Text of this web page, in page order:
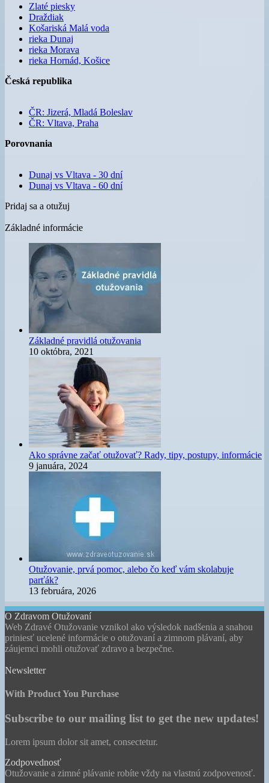
Zlaté piesky
Draždiak
Košariská Malá voda
rieka Dunaj
rieka Morava
rieka Hornád, Košice
Česká republika
ČR: Jizerá, Mladá Boleslav
ČR: Vltava, Praha
Porovnania
Dunaj vs Vltava - 30 dní
Dunaj vs Vltava - 60 dní
Pridaj sa a otužuj
Základné informácie
Základné pravidlá otužovania
10 októbra, 2021
Ako správne začať otužovať? Rady, tipy, postupy, informácie
9 januára, 2024
Otužovanie, prvá pomoc, alebo čo keď vám skolabuje
parťák?
13 februára, 2026
O Zdravom Otužovaní
Web Zdravé Otužovanie vznikol ako výsledok nadšenia a snahou
priniesť ucelené informácie o otužovaní a zimnom plávaní, aby
záujemci mohli otužovať zdravo a bezpečne.
Newsletter
With Product You Purchase
Subscribe to our mailing list to get the new updates!
Lorem ipsum dolor sit amet, consectetur.
Zodpovednosť
Otužovanie a zimné plávanie robíte vždy na vlastnú zodpovenosť.